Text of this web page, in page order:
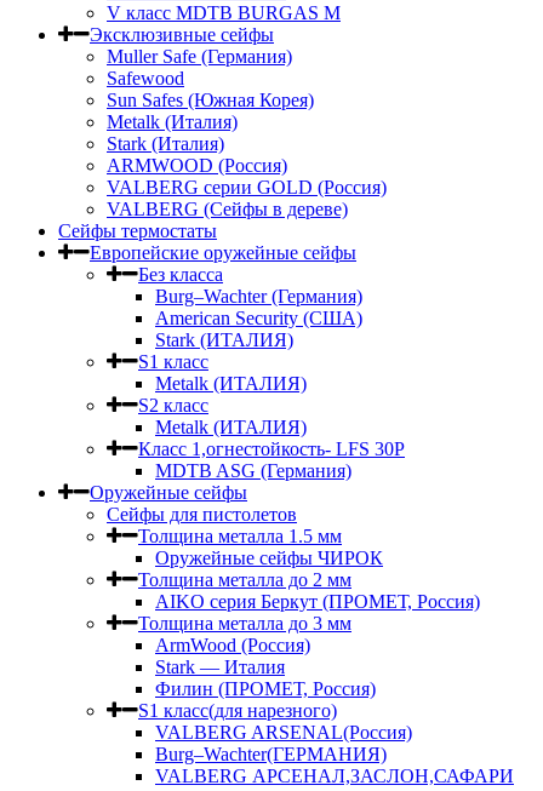
V класс МDTB BURGAS M
Эксклюзивные сейфы
Muller Safe (Германия)
Safewood
Sun Safes (Южная Корея)
Metalk (Италия)
Stark (Италия)
ARMWOOD (Россия)
VALBERG серии GOLD (Россия)
VALBERG (Сейфы в дереве)
Сейфы термостаты
Европейские оружейные сейфы
Без класса
Burg–Wachter (Германия)
American Security (США)
Stark (ИТАЛИЯ)
S1 класс
Metalk (ИТАЛИЯ)
S2 класс
Metalk (ИТАЛИЯ)
Класс 1,огнестойкость- LFS 30P
MDTB ASG (Германия)
Оружейные сейфы
Сейфы для пистолетов
Толщина металла 1.5 мм
Оружейные сейфы ЧИРОК
Толщина металла до 2 мм
AIKO серия Беркут (ПРОМЕТ, Россия)
Толщина металла до 3 мм
ArmWood (Россия)
Stark — Италия
Филин (ПРОМЕТ, Россия)
S1 класс(для нарезного)
VALBERG ARSENAL(Россия)
Burg–Wachter(ГЕРМАНИЯ)
VALBERG АРСЕНАЛ,ЗАСЛОН,САФАРИ